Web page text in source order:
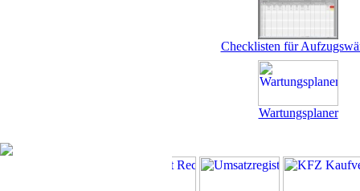
Checklisten für
Wartungsplaner